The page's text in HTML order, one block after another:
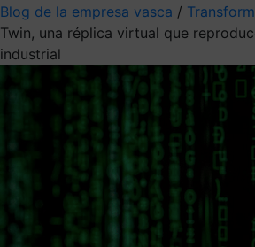
Blog de la empresa vasca /
Twin, una réplica virtual que
industrial